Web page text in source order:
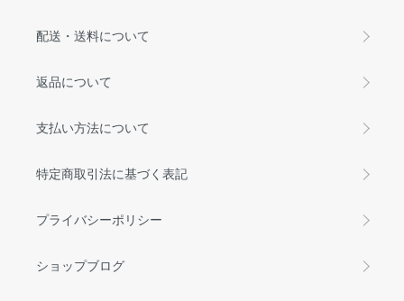
配送・送料について
返品について
支払い方法について
特定商取引法に基づく表記
プライバシーポリシー
ショップブログ